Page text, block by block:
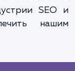
сайта и
счетчика.
он